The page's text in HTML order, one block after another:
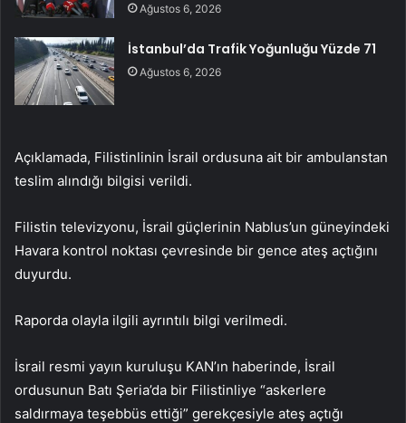
Ağustos 6, 2026
İstanbul’da Trafik Yoğunluğu Yüzde 71
Ağustos 6, 2026
Açıklamada, Filistinlinin İsrail ordusuna ait bir ambulanstan
teslim alındığı bilgisi verildi.
Filistin televizyonu, İsrail güçlerinin Nablus’un güneyindeki
Havara kontrol noktası çevresinde bir gence ateş açtığını
duyurdu.
Raporda olayla ilgili ayrıntılı bilgi verilmedi.
İsrail resmi yayın kuruluşu KAN’ın haberinde, İsrail
ordusunun Batı Şeria’da bir Filistinliye “askerlere
saldırmaya teşebbüs ettiği” gerekçesiyle ateş açtığı